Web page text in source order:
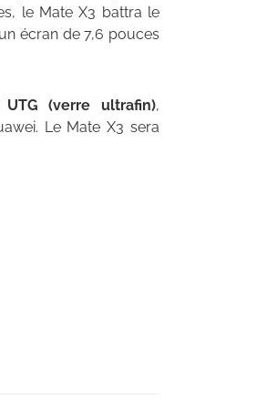
le Mate X3 battra le
écran de 7,6 pouces
(verre ultrafin),
Le Mate X3 sera